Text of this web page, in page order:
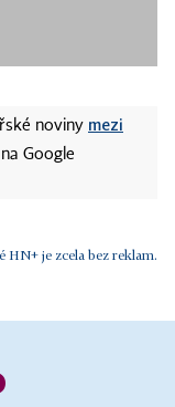
noviny mezi
na Google
HN+ je zcela bez reklam.